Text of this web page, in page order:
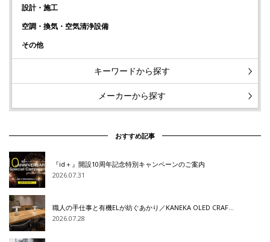
設計・施工
空調・換気・空気清浄設備
その他
キーワードから探す
メーカーから探す
おすすめ記事
『id＋』開設10周年記念特別キャンペーンのご案内
2026.07.31
職人の手仕事と有機ELが紡ぐあかり／KANEKA OLED CRAF…
2026.07.28